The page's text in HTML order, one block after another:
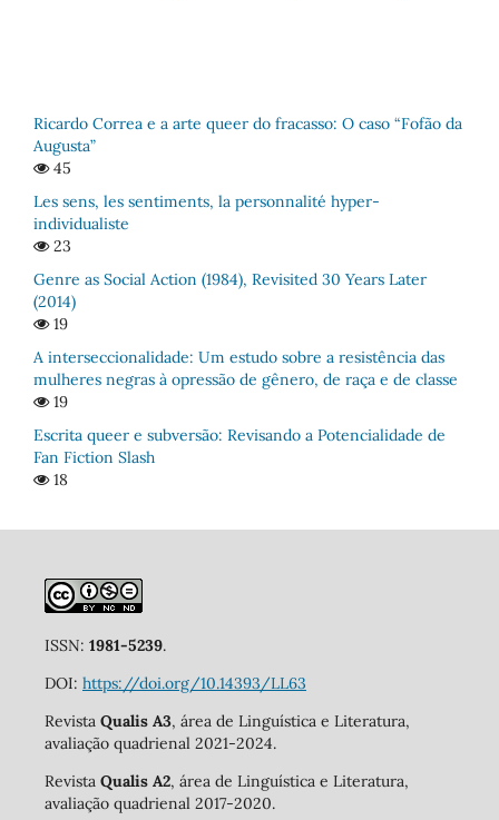
Ricardo Correa e a arte queer do fracasso: O caso “Fofão da
Augusta”
45
Les sens, les sentiments, la personnalité hyper-
individualiste
23
Genre as Social Action (1984), Revisited 30 Years Later
(2014)
19
A interseccionalidade: Um estudo sobre a resistência das
mulheres negras à opressão de gênero, de raça e de classe
19
Escrita queer e subversão: Revisando a Potencialidade de
Fan Fiction Slash
18
ISSN: 1981-5239.
DOI: https://doi.org/10.14393/LL63
Revista Qualis A3, área de Linguística e Literatura,
avaliação quadrienal 2021-2024.
Revista Qualis A2, área de Linguística e Literatura,
avaliação quadrienal 2017-2020.